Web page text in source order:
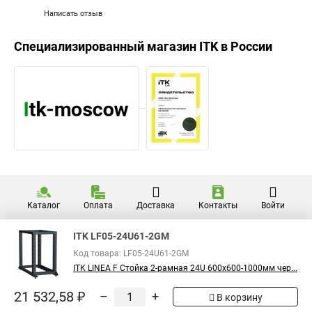
Написать отзыв
Специализированный магазин ITKв России
Каталог Оплата Доставка Контакты Войти
ITK LF05-24U61-2GM
Код товара: LF05-24U61-2GM
ITK LINEA F Стойка 2-рамная 24U 600х600-1000мм чер...
21 532,58 ₽ – + В корзину